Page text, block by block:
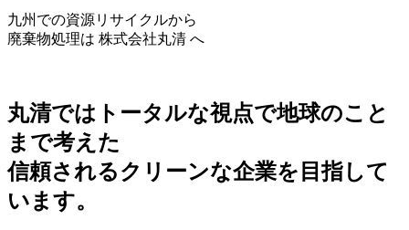
九州での資源リサイクルから
廃棄物処理は 株式会社丸清 へ
丸清ではトータルな視点で地球のこと
まで考えた
信頼されるクリーンな企業を目指して
います。